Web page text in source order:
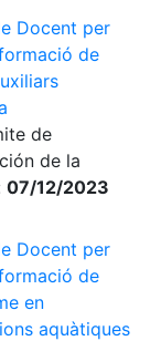
Docent per
de
de
de la
07/12/2023
Docent per
de
en
aquàtiques